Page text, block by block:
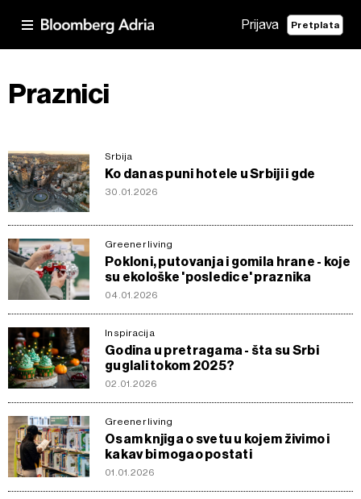
Prijava Pretplata
Praznici
Srbija
Ko danas puni hotele u Srbiji i gde
30.01.2026
Greener living
Pokloni, putovanja i gomila hrane - koje
su ekološke 'posledice' praznika
04.01.2026
Inspiracija
Godina u pretragama - šta su Srbi
guglali tokom 2025?
02.01.2026
Greener living
Osam knjiga o svetu u kojem živimo i
kakav bi mogao postati
01.01.2026